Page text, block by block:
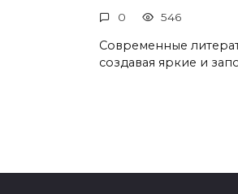
0 546
Современные
создавая яркие и